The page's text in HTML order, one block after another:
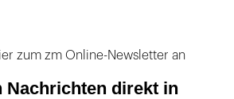
zum zm Online-Newsletter an
Nachrichten direkt in